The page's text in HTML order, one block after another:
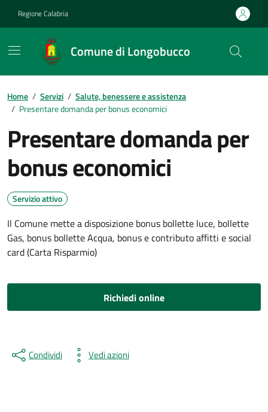
Regione Calabria
Comune di Longobucco
Home / Servizi / Salute, benessere e assistenza
/ Presentare domanda per bonus economici
Presentare domanda per
bonus economici
Servizio attivo
Il Comune mette a disposizione bonus bollette luce, bollette
Gas, bonus bollette Acqua, bonus e contributo affitti e social
card (Carta Risparmio)
Richiedi online
Condividi Vedi azioni